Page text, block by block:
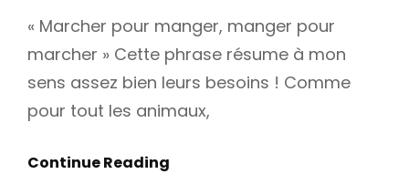
« Marcher pour manger, manger pour
marcher » Cette phrase résume à mon
sens assez bien leurs besoins ! Comme
pour tout les animaux,
Continue Reading